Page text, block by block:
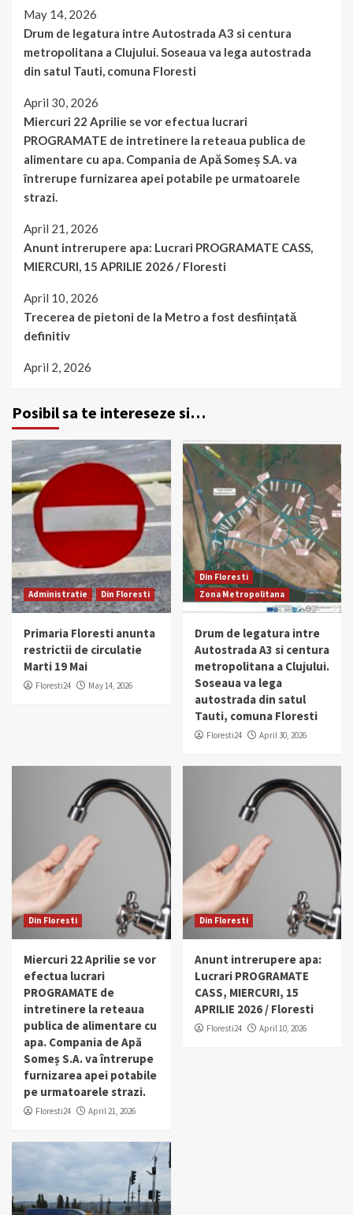
May 14, 2026
Drum de legatura intre Autostrada A3 si centura
metropolitana a Clujului. Soseaua va lega autostrada
din satul Tauti, comuna Floresti
April 30, 2026
Miercuri 22 Aprilie se vor efectua lucrari
PROGRAMATE de intretinere la reteaua publica de
alimentare cu apa. Compania de Apă Someș S.A. va
întrerupe furnizarea apei potabile pe urmatoarele
strazi.
April 21, 2026
Anunt intrerupere apa: Lucrari PROGRAMATE CASS,
MIERCURI, 15 APRILIE 2026 / Floresti
April 10, 2026
Trecerea de pietoni de la Metro a fost desființată
definitiv
April 2, 2026
Posibil sa te intereseze si…
Administratie Din Floresti
Primaria Floresti anunta
restrictii de circulatie
Marti 19 Mai
Floresti24 May 14, 2026
Din Floresti
Zona Metropolitana
Drum de legatura intre
Autostrada A3 si centura
metropolitana a Clujului.
Soseaua va lega
autostrada din satul
Tauti, comuna Floresti
Floresti24 April 30, 2026
Din Floresti
Miercuri 22 Aprilie se vor
efectua lucrari
PROGRAMATE de
intretinere la reteaua
publica de alimentare cu
apa. Compania de Apă
Someș S.A. va întrerupe
furnizarea apei potabile
pe urmatoarele strazi.
Floresti24 April 21, 2026
Din Floresti
Anunt intrerupere apa:
Lucrari PROGRAMATE
CASS, MIERCURI, 15
APRILIE 2026 / Floresti
Floresti24 April 10, 2026